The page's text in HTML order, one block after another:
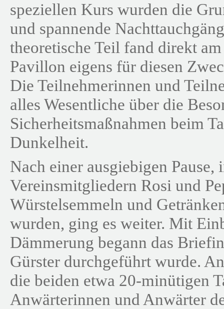
speziellen Kurs wurden die
und spannende
theoretische Teil fand direkt
Pavillon eigens für diesen
Die Teilnehmerinnen und
alles Wesentliche über die
Sicherheitsmaßnahmen beim
Dunkelheit.
Nach einer ausgiebigen Pause,
Vereinsmitgliedern Rosi und
Würstelsemmeln und
wurden, ging es weiter. Mit
Dämmerung begann das
Gürster durchgeführt wurde.
die beiden etwa 20-minütigen
Anwärterinnen und Anwärter